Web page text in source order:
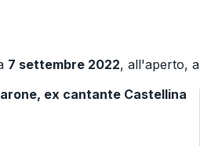
7 settembre 2022, all'aperto, a
ex cantante Castellina